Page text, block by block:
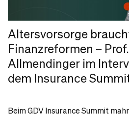
Altersvorsorge
Finanzreformen –
Allmendinger im
dem Insurance
Beim GDV Insurance Summit